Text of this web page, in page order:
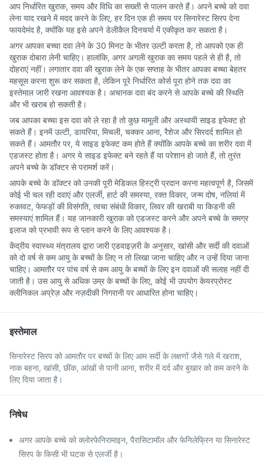
आप निर्धारित खुराक, समय और विधि का सख्ती से पालन करते हैं। अपने बच्चे को दवा
लेना याद रखने में मदद करने के लिए, हर दिन एक ही समय पर सिनारेस्ट सिरप देना
फायदेमंद है, क्योंकि यह इसे अपने डेलीकैल दिनचर्या में एकीकृत कर सकता है।
अगर आपका बच्चा दवा लेने के 30 मिनट के भीतर उल्टी करता है, तो आपको एक ही
खुराक दोबारा लेनी चाहिए। हालांकि, अगर अगली खुराक का समय पहले से ही है, तो
दोहराएं नहीं। लगातार दवा की खुराक लेने के एक सप्ताह के भीतर आपका बच्चा बेहतर
महसूस करना शुरू कर सकता है, लेकिन पूरे निर्धारित कोर्स पूरा होने तक दवा का
इस्तेमाल जारी रखना आवश्यक है। अचानक दवा बंद करने से आपके बच्चे की स्थिति
और भी खराब हो सकती है।
जब आपका बच्चा इस दवा को ले रहा है तो कुछ मामूली और अस्थायी साइड इफेक्ट हो
सकते हैं। इनमें उल्टी, डायरिया, मिचली, चक्कर आना, रैशेज और सिरदर्द शामिल हो
सकते हैं। आमतौर पर, ये साइड इफेक्ट कम होते हैं क्योंकि आपके बच्चे का शरीर दवा में
एडजस्ट होता है। अगर ये साइड इफेक्ट बने रहते हैं या परेशान हो जाते हैं, तो तुरंत
अपने बच्चे के डॉक्टर से परामर्श करें।
आपके बच्चे के डॉक्टर को उनकी पूरी मेडिकल हिस्ट्री प्रदान करना महत्वपूर्ण है, जिसमें
कोई भी चल रही दवाएं और एलर्जी, हार्ट की समस्या, रक्त विकार, जन्म दोष, नलियां में
रुकावट, फेफड़ों की विसंगति, त्वचा संबंधी विकार, लिवर की खराबी या किडनी की
समस्याएं शामिल हैं। यह जानकारी खुराक को एडजस्ट करने और अपने बच्चे के समग्र
इलाज को प्रभावी रूप से प्लान करने के लिए आवश्यक है।
केंद्रीय स्वास्थ्य मंत्रालय द्वारा जारी एडवाइज़री के अनुसार, खांसी और सर्दी की दवाओं
को दो वर्ष से कम आयु के बच्चों के लिए न तो लिखा जाना चाहिए और न उन्हें दिया जाना
चाहिए। आमतौर पर पांच वर्ष से कम आयु के बच्चों के लिए इन दवाओं की सलाह नहीं दी
जाती है। उस आयु से अधिक उम्र के बच्चों के लिए, कोई भी उपयोग केयरप्रोस्ट
क्लीनिकल अप्रेज़ और नज़दीकी निगरानी पर आधारित होना चाहिए।
इस्तेमाल
सिनारेस्ट सिरप को आमतौर पर बच्चों के लिए आम सर्दी के लक्षणों जैसे गले में खराश,
नाक बहना, खांसी, छींक, आंखों से पानी आना, शरीर में दर्द और बुखार को कम करने के
लिए दिया जाता है।
निषेध
अगर आपके बच्चे को क्लोरफेनिरामाइन, पैरासिटामॉल और फेनिलेफ्रिन या सिनारेस्ट
सिरप के किसी भी घटक से एलर्जी है।